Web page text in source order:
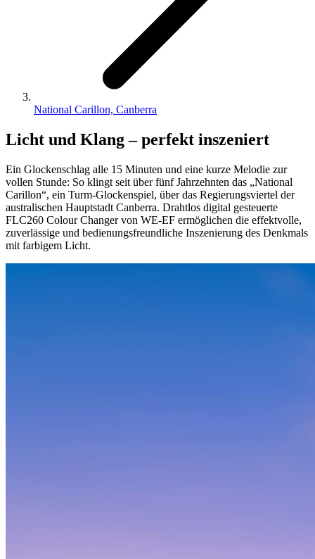
National Carillon, Canberra
Licht und Klang – perfekt inszeniert
Ein Glockenschlag alle 15 Minuten und eine kurze Melodie zur
vollen Stunde: So klingt seit über fünf Jahrzehnten das „National
Carillon“, ein Turm-Glockenspiel, über das Regierungsviertel der
australischen Hauptstadt Canberra. Drahtlos digital gesteuerte
FLC260 Colour Changer von WE-EF ermöglichen die effektvolle,
zuverlässige und bedienungsfreundliche Inszenierung des Denkmals
mit farbigem Licht.